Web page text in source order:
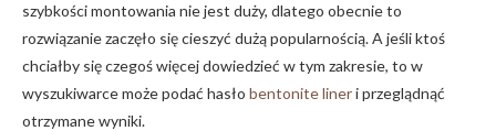
szybkości montowania nie jest duży, dlatego obecnie to
rozwiązanie zaczęło się cieszyć dużą popularnością. A jeśli ktoś
chciałby się czegoś więcej dowiedzieć w tym zakresie, to w
wyszukiwarce może podać hasło bentonite lineri przeglądnąć
otrzymane wyniki.